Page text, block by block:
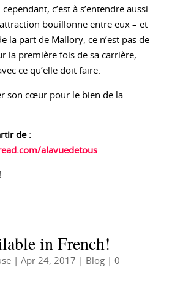
cependant, c’est à s’entendre aussi
bouillonne entre eux – et
la part de Mallory, ce n’est pas de
la première fois de sa carrière,
ce qu’elle doit faire.
son cœur pour le bien de la
de :
alavuedetous
in French!
| Apr 24, 2017 Blog| 0